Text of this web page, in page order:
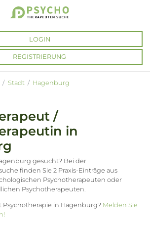
LOGIN
REGISTRIERUNG
Stadt Hagenburg
/
in
gesucht? Bei der
finden Sie 2 Praxis-Einträge aus
Psychotherapeuten oder
Psychotherapeuten.
Psychotherapie in Hagenburg? Melden Sie